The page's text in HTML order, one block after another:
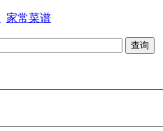
家常菜谱